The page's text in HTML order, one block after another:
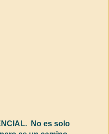
No es solo